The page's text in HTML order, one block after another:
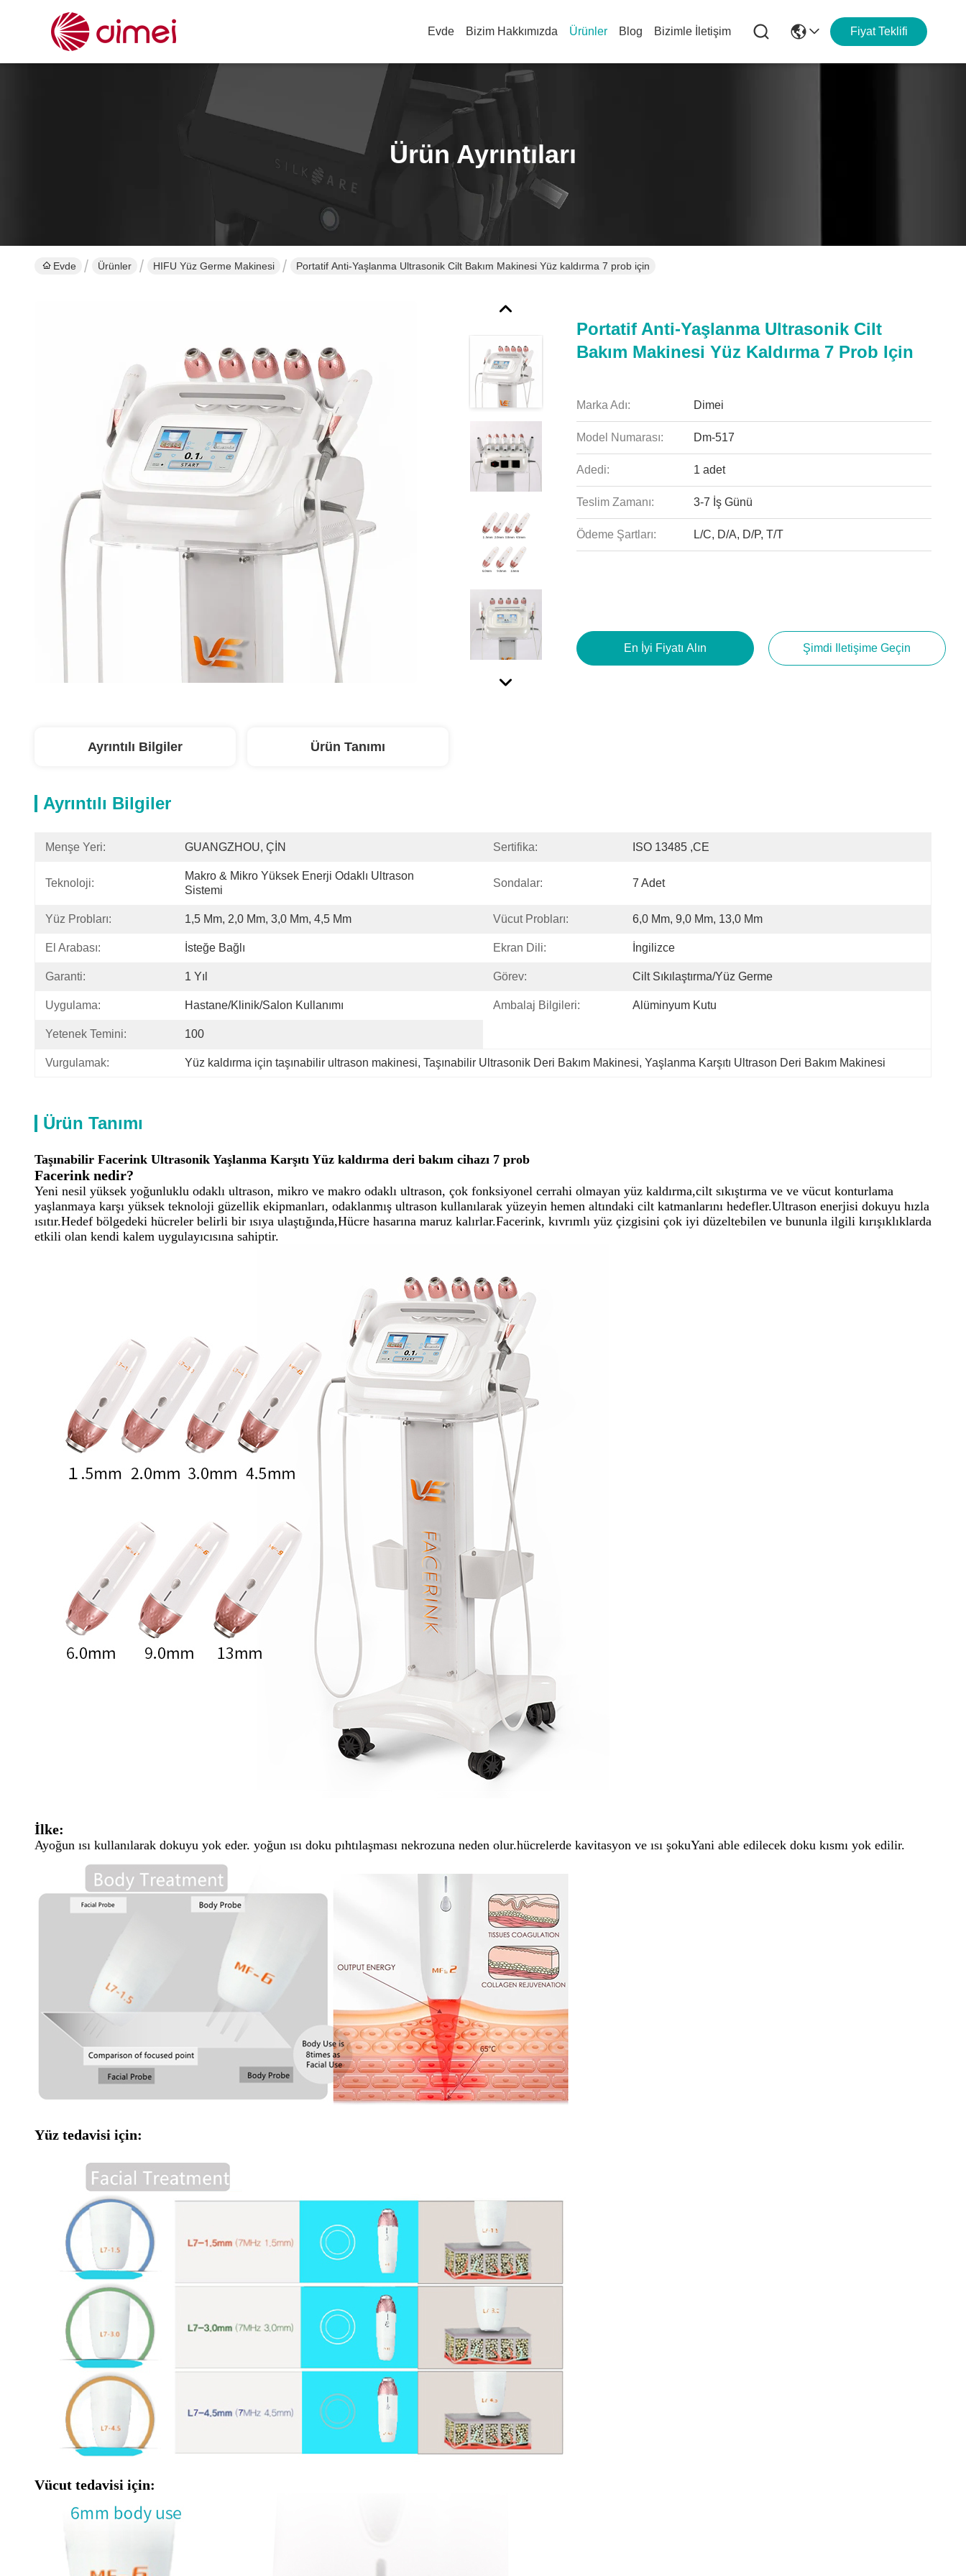
Evde Bizim Hakkımızda Ürünler Blog Bizimle İletişim Fiyat Teklifi
Ürün Ayrıntıları
Evde Ürünler HIFU Yüz Germe Makinesi Portatif Anti-Yaşlanma Ultrasonik Cilt Bakım Makinesi Yüz kaldırma 7 prob için
Portatif Anti-Yaşlanma Ultrasonik Cilt
Bakım Makinesi Yüz Kaldırma 7 Prob Için
Marka Adı: Dimei
Model Numarası: Dm-517
Adedi: 1 adet
Teslim Zamanı: 3-7 İş Günü
Ödeme Şartları: L/C, D/A, D/P, T/T
En İyi Fiyatı Alın Şimdi Iletişime Geçin
Ayrıntılı Bilgiler Ürün Tanımı
Ayrıntılı Bilgiler
Menşe Yeri: GUANGZHOU, ÇİN Sertifika: ISO 13485 ,CE
Teknoloji:
Makro & Mikro Yüksek Enerji Odaklı Ultrason
Sistemi
Sondalar: 7 Adet
Yüz Probları: 1,5 Mm, 2,0 Mm, 3,0 Mm, 4,5 Mm Vücut Probları: 6,0 Mm, 9,0 Mm, 13,0 Mm
El Arabası: İsteğe Bağlı Ekran Dili: İngilizce
Garanti: 1 Yıl Görev: Cilt Sıkılaştırma/yüz Germe
Uygulama: Hastane/klinik/salon Kullanımı Ambalaj Bilgileri: Alüminyum Kutu
Yetenek Temini: 100
Vurgulamak: Yüz kaldırma için taşınabilir ultrason makinesi, Taşınabilir Ultrasonik Deri Bakım Makinesi, Yaşlanma Karşıtı Ultrason Deri Bakım Makinesi
Ürün Tanımı
Taşınabilir Facerink Ultrasonik Yaşlanma Karşıtı Yüz kaldırma deri bakım cihazı 7 prob
Facerink nedir?
Yeni nesil yüksek yoğunluklu odaklı ultrason, mikro ve makro odaklı ultrason, çok fonksiyonel cerrahi olmayan yüz kaldırma,cilt sıkıştırma ve ve vücut konturlama
yaşlanmaya karşı yüksek teknoloji güzellik ekipmanları, odaklanmış ultrason kullanılarak yüzeyin hemen altındaki cilt katmanlarını hedefler.Ultrason enerjisi dokuyu hızla
ısıtır.Hedef bölgedeki hücreler belirli bir ısıya ulaştığında,Hücre hasarına maruz kalırlar.Facerink, kıvrımlı yüz çizgisini çok iyi düzeltebilen ve bununla ilgili kırışıklıklarda
etkili olan kendi kalem uygulayıcısına sahiptir.
İlke:
Ayoğun ısı kullanılarak dokuyu yok eder. yoğun ısı doku pıhtılaşması nekrozuna neden olur.hücrelerde kavitasyon ve ısı şokuYani able edilecek doku kısmı yok edilir.
Yüz tedavisi için:
Vücut tedavisi için: